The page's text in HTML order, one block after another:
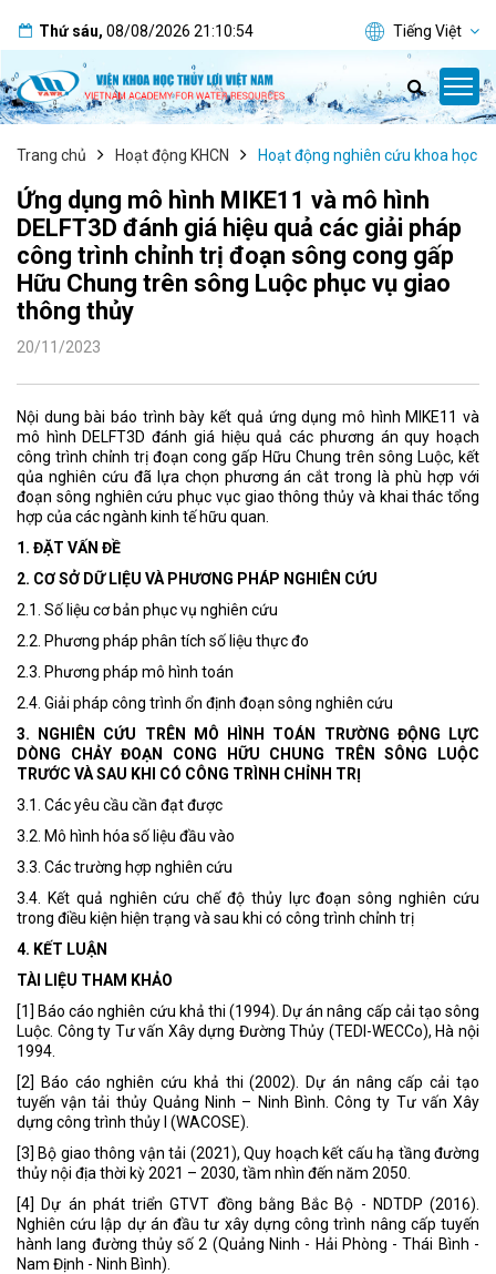
Thứ sáu, 08/08/2026 21:10:55 Tiếng Việt
Trang chủ Hoạt động KHCN Hoạt động nghiên cứu khoa học
Ứng dụng mô hình MIKE11 và mô hình
DELFT3D đánh giá hiệu quả các giải pháp
công trình chỉnh trị đoạn sông cong gấp
Hữu Chung trên sông Luộc phục vụ giao
thông thủy
20/11/2023
Nội dung bài báo trình bày kết quả ứng dụng mô hình MIKE11 và
mô hình DELFT3D đánh giá hiệu quả các phương án quy hoạch
công trình chỉnh trị đoạn cong gấp Hữu Chung trên sông Luộc, kết
qủa nghiên cứu đã lựa chọn phương án cắt trong là phù hợp với
đoạn sông nghiên cứu phục vục giao thông thủy và khai thác tổng
hợp của các ngành kinh tế hữu quan.
1. ĐẶT VẤN ĐỀ
2. CƠ SỞ DỮ LIỆU VÀ PHƯƠNG PHÁP NGHIÊN CỨU
2.1. Số liệu cơ bản phục vụ nghiên cứu
2.2. Phương pháp phân tích số liệu thực đo
2.3. Phương pháp mô hình toán
2.4. Giải pháp công trình ổn định đoạn sông nghiên cứu
3. NGHIÊN CỨU TRÊN MÔ HÌNH TOÁN TRƯỜNG ĐỘNG LỰC
DÒNG CHẢY ĐOẠN CONG HỮU CHUNG TRÊN SÔNG LUỘC
TRƯỚC VÀ SAU KHI CÓ CÔNG TRÌNH CHỈNH TRỊ
3.1. Các yêu cầu cần đạt được
3.2. Mô hình hóa số liệu đầu vào
3.3. Các trường hợp nghiên cứu
3.4. Kết quả nghiên cứu chế độ thủy lực đoạn sông nghiên cứu
trong điều kiện hiện trạng và sau khi có công trình chỉnh trị
4. KẾT LUẬN
TÀI LIỆU THAM KHẢO
[1] Báo cáo nghiên cứu khả thi (1994). Dự án nâng cấp cải tạo sông
Luộc. Công ty Tư vấn Xây dựng Đường Thủy (TEDI-WECCo), Hà nội
1994.
[2] Báo cáo nghiên cứu khả thi (2002). Dự án nâng cấp cải tạo
tuyến vận tải thủy Quảng Ninh – Ninh Bình. Công ty Tư vấn Xây
dựng công trình thủy I (WACOSE).
[3] Bộ giao thông vận tải (2021), Quy hoạch kết cấu hạ tầng đường
thủy nội địa thời kỳ 2021 – 2030, tầm nhìn đến năm 2050.
[4] Dự án phát triển GTVT đồng bằng Bắc Bộ - NDTDP (2016).
Nghiên cứu lập dự án đầu tư xây dựng công trình nâng cấp tuyến
hành lang đường thủy số 2 (Quảng Ninh - Hải Phòng - Thái Bình -
Nam Định - Ninh Bình).